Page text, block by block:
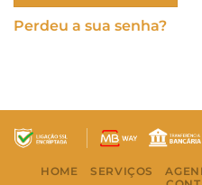
Perdeu a sua senha?
HOME SERVIÇOS